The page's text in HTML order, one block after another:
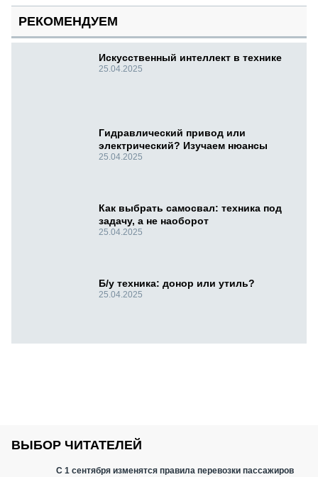
РЕКОМЕНДУЕМ
Искусственный интеллект в технике
25.04.2025
Гидравлический привод или
электрический? Изучаем нюансы
25.04.2025
Как выбрать самосвал: техника под
задачу, а не наоборот
25.04.2025
Б/у техника: донор или утиль?
25.04.2025
ВЫБОР ЧИТАТЕЛЕЙ
С 1 сентября изменятся правила перевозки пассажиров